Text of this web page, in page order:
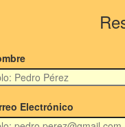
Electrónico